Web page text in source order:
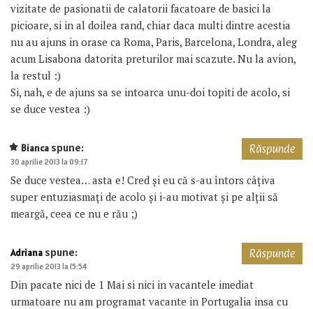
vizitate de pasionatii de calatorii facatoare de basici la
picioare, si in al doilea rand, chiar daca multi dintre acestia
nu au ajuns in orase ca Roma, Paris, Barcelona, Londra, aleg
acum Lisabona datorita preturilor mai scazute. Nu la avion,
la restul :)
Si, nah, e de ajuns sa se intoarca unu-doi topiti de acolo, si
se duce vestea :)
Bianca spune:
30 aprilie 2013 la 09:17
Se duce vestea… asta e! Cred și eu că s-au întors câțiva
super entuziasmați de acolo și i-au motivat și pe alții să
meargă, ceea ce nu e rău ;)
Răspunde
Adriana spune:
29 aprilie 2013 la 15:54
Din pacate nici de 1 Mai si nici in vacantele imediat
urmatoare nu am programat vacante in Portugalia insa cu
Răspunde